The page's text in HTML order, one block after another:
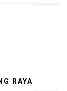
RAYA